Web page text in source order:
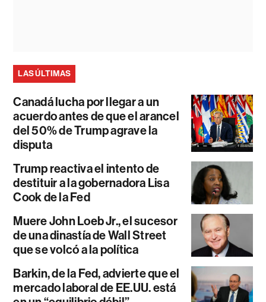
LAS ÚLTIMAS
Canadá lucha por llegar a un
acuerdo antes de que el arancel
del 50% de Trump agrave la
disputa
Trump reactiva el intento de
destituir a la gobernadora Lisa
Cook de la Fed
Muere John Loeb Jr., el sucesor
de una dinastía de Wall Street
que se volcó a la política
Barkin, de la Fed, advierte que el
mercado laboral de EE.UU. está